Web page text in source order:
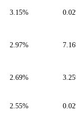
3.15%
2.97%
2.69%
2.55%